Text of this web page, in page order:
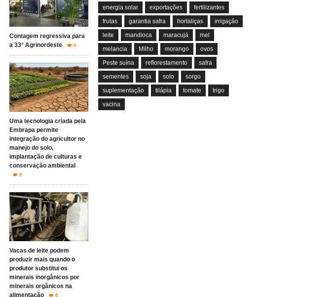
Contagem regressiva para
a 33° Agrinordeste
0
Uma tecnologia criada pela
Embrapa permite
integração do agricultor no
manejo do solo,
implantação de culturas e
conservação ambiental
0
Vacas de leite podem
produzir mais quando o
produtor substitui os
minerais inorgânicos por
minerais orgânicos na
alimentação
0
energia solar
exportações
fertilizantes
frutas
garantia safra hortaliças
irrigação
leite
mandioca maracujá
mel
melancia
Milho morango
ovos
Peste suína
reflorestamento
safra
sementes
soja solo
sorgo
suplementação
tilápia tomate
trigo
vacina